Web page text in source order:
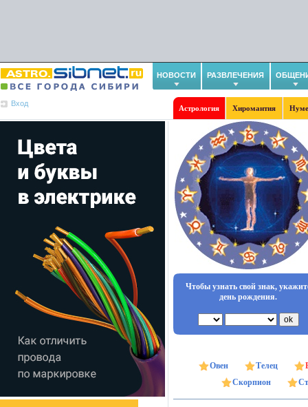
НОВОСТИ РАЗВЛЕЧЕНИЯ
Вход
Астрология Хиромантия
Чтобы узнать свой знак,
день рождения.
Овен Телец
Скорпион